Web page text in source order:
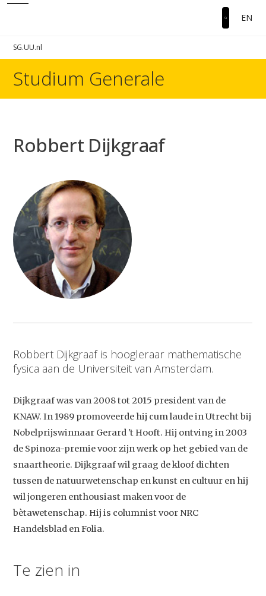
Studium Generale
EN
SG.UU.nl
Studium Generale
Robbert Dijkgraaf
Robbert Dijkgraaf is hoogleraar mathematische
fysica aan de Universiteit van Amsterdam.
Dijkgraaf was van 2008 tot 2015 president van de
KNAW. In 1989 promoveerde hij cum laude in Utrecht bij
Nobelprijswinnaar Gerard 't Hooft. Hij ontving in 2003
de Spinoza-premie voor zijn werk op het gebied van de
snaartheorie. Dijkgraaf wil graag de kloof dichten
tussen de natuurwetenschap en kunst en cultuur en hij
wil jongeren enthousiast maken voor de
bètawetenschap. Hij is columnist voor NRC
Handelsblad en Folia.
Te zien in